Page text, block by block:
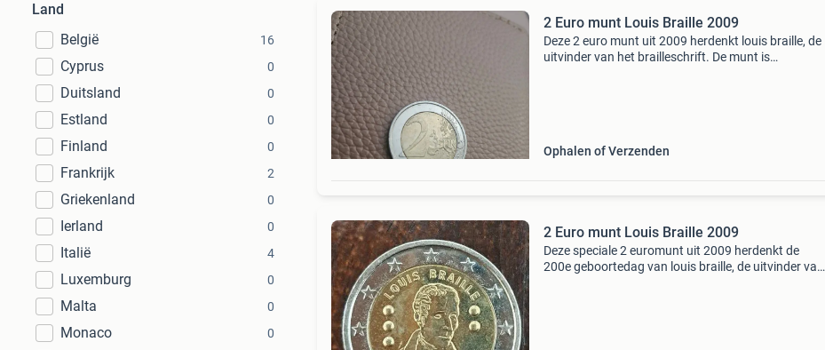
Land
België
16
Cyprus 0
Duitsland 0
Estland 0
Finland 0
Frankrijk 2
Griekenland 0
Ierland 0
Italië 4
Luxemburg 0
Malta 0
Monaco 0
2 Euro munt Louis Braille 2009
Deze 2 euro munt uit 2009 herdenkt louis braille, de
uitvinder van het brailleschrift. De munt is
Ophalen of Verzenden
2 Euro munt Louis Braille 2009
Deze speciale 2 euromunt uit 2009 herdenkt de
200e geboortedag van louis braille, de uitvinder van